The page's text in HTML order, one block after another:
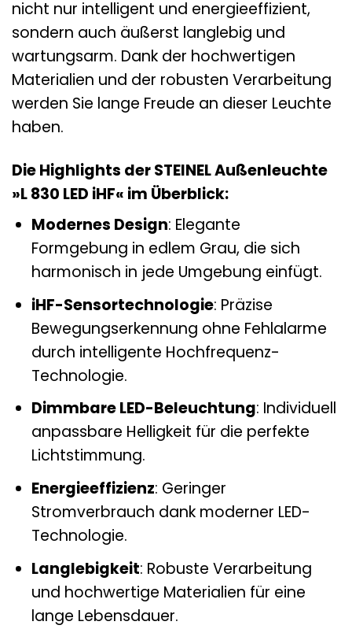
nicht nur intelligent und energieeffizient,
sondern auch äußerst langlebig und
wartungsarm. Dank der hochwertigen
Materialien und der robusten Verarbeitung
werden Sie lange Freude an dieser Leuchte
haben.
Die Highlights der STEINEL Außenleuchte
»L 830 LED iHF« im Überblick:
Modernes Design: Elegante
Formgebung in edlem Grau, die sich
harmonisch in jede Umgebung einfügt.
iHF-Sensortechnologie: Präzise
Bewegungserkennung ohne Fehlalarme
durch intelligente Hochfrequenz-
Technologie.
Dimmbare LED-Beleuchtung: Individuell
anpassbare Helligkeit für die perfekte
Lichtstimmung.
Energieeffizienz: Geringer
Stromverbrauch dank moderner LED-
Technologie.
Langlebigkeit: Robuste Verarbeitung
und hochwertige Materialien für eine
lange Lebensdauer.